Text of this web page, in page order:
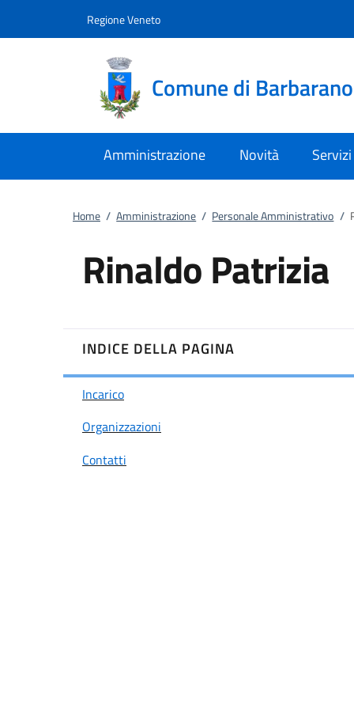
Regione Veneto
Comune di
Amministrazione Novità Servizi
Home / Amministrazione / Personale Amministrativo /
Rinaldo Patrizia
INDICE DELLA PAGINA
Incarico
Organizzazioni
Contatti